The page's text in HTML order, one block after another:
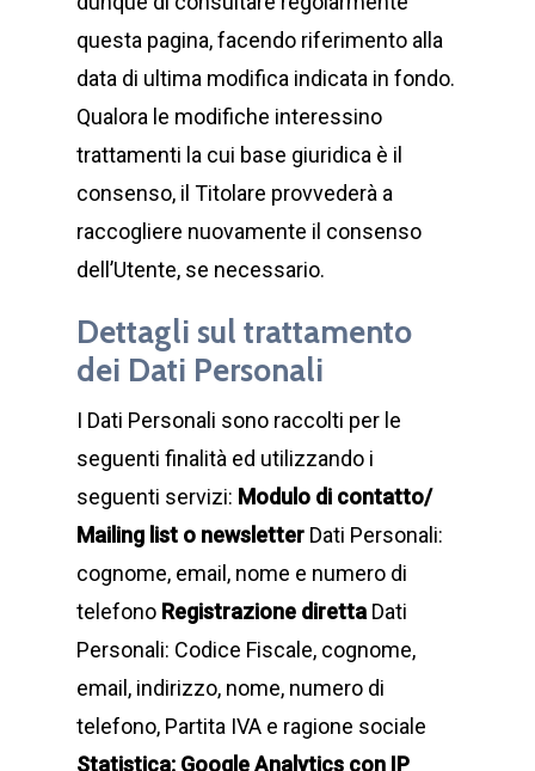
questa pagina, facendo riferimento alla
data di ultima modifica indicata in fondo.
Qualora le modifiche interessino
trattamenti la cui base giuridica è il
consenso, il Titolare provvederà a
raccogliere nuovamente il consenso
dell’Utente, se necessario.
Dettagli sul trattamento
dei Dati Personali
I Dati Personali sono raccolti per le
seguenti finalità ed utilizzando i
seguenti servizi: Modulo di contatto/
Mailing list o newsletter Dati Personali:
cognome, email, nome e numero di
telefono Registrazione diretta Dati
Personali: Codice Fiscale, cognome,
email, indirizzo, nome, numero di
telefono, Partita IVA e ragione sociale
Statistica: Google Analytics con IP